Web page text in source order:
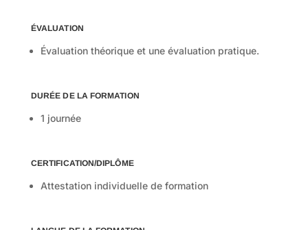
ÉVALUATION
Évaluation théorique et une évaluation pratique.
DURÉE DE LA FORMATION
1 journée
CERTIFICATION/DIPLÔME
Attestation individuelle de formation